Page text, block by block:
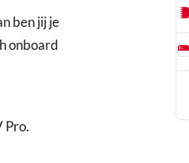
ben jij je
onboard
Pro.